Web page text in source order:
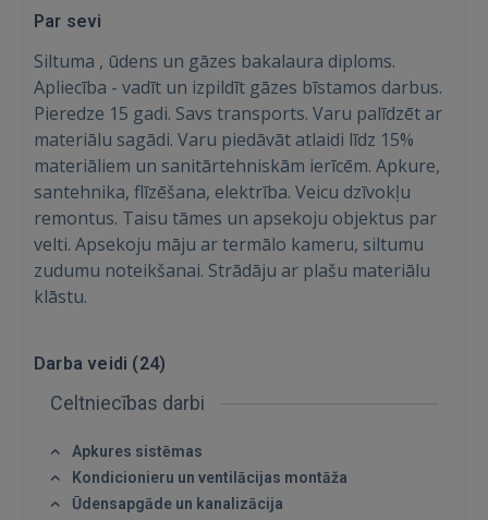
Ienākt
Par sevi
Siltuma , ūdens un gāzes bakalaura diploms.
Apliecība - vadīt un izpildīt gāzes bīstamos darbus.
Pieredze 15 gadi. Savs transports. Varu palīdzēt ar
materiālu sagādi. Varu piedāvāt atlaidi līdz 15%
materiāliem un sanitārtehniskām ierīcēm. Apkure,
santehnika, flīzēšana, elektrība. Veicu dzīvokļu
remontus. Taisu tāmes un apsekoju objektus par
velti. Apsekoju māju ar termālo kameru, siltumu
zudumu noteikšanai. Strādāju ar plašu materiālu
klāstu.
Darba veidi (24)
Celtniecības darbi
Apkures sistēmas
Kondicionieru un ventilācijas montāža
Ūdensapgāde un kanalizācija